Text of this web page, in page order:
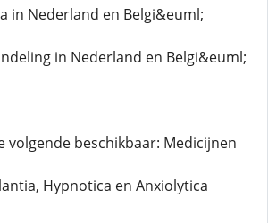
in Nederland en Belgi&euml;
in Nederland en Belgi&euml;
volgende beschikbaar: Medicijnen
Hypnotica en Anxiolytica